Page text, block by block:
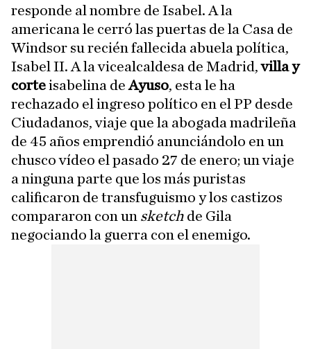
responde al nombre de Isabel. A la
americana le cerró las puertas de la Casa de
Windsor su recién fallecida abuela política,
Isabel II. A la vicealcaldesa de Madrid,villa y
corteisabelina deAyuso, esta le ha
rechazado el ingreso político en el PP desde
Ciudadanos, viaje que la abogada madrileña
de 45 años emprendió anunciándolo en un
chusco vídeo el pasado 27 de enero; un viaje
a ninguna parte que los más puristas
calificaron de transfuguismo y los castizos
compararon con un sketch de Gila
negociando la guerra con el enemigo.